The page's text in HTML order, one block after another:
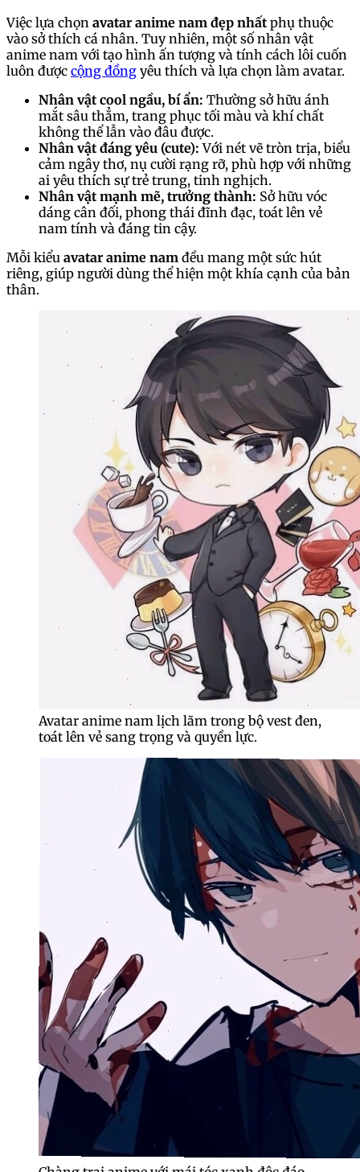
Việc lựa chọn avatar anime nam đẹp nhất phụ thuộc
vào sở thích cá nhân. Tuy nhiên, một số nhân vật
anime nam với tạo hình ấn tượng và tính cách lôi cuốn
luôn được cộng đồng yêu thích và lựa chọn làm avatar.
Nhân vật cool ngầu, bí ẩn: Thường sở hữu ánh
mắt sâu thẳm, trang phục tối màu và khí chất
không thể lẫn vào đâu được.
Nhân vật đáng yêu (cute): Với nét vẽ tròn trịa, biểu
cảm ngây thơ, nụ cười rạng rỡ, phù hợp với những
ai yêu thích sự trẻ trung, tinh nghịch.
Nhân vật mạnh mẽ, trưởng thành: Sở hữu vóc
dáng cân đối, phong thái đĩnh đạc, toát lên vẻ
nam tính và đáng tin cậy.
Mỗi kiểu avatar anime nam đều mang một sức hút
riêng, giúp người dùng thể hiện một khía cạnh của bản
thân.
Avatar anime nam lịch lãm trong bộ vest đen,
toát lên vẻ sang trọng và quyền lực.